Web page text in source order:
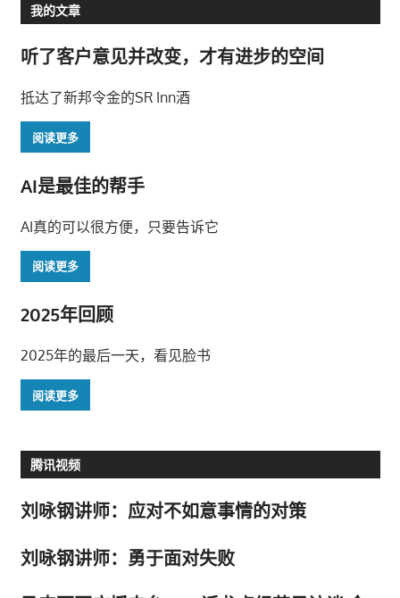
我的文章
听了客户意见并改变，才有进步的空间
抵达了新邦令金的SR Inn酒
阅读更多
AI是最佳的帮手
AI真的可以很方便，只要告诉它
阅读更多
2025年回顾
2025年的最后一天，看见脸书
阅读更多
腾讯视频
刘咏钢讲师：应对不如意事情的对策
刘咏钢讲师：勇于面对失败